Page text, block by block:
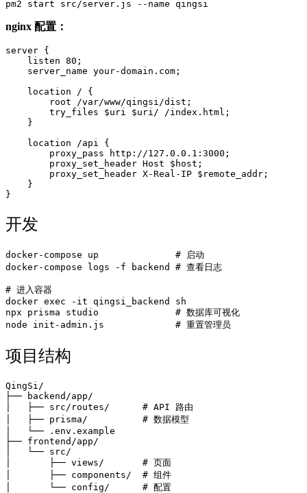
nginx 配置：
server {
    listen 80;
    server_name your-domain.com;
    location / {
        root /var/www/qingsi/dist;
        try_files $uri $uri/ /index.html;
    }
    location /api {
        proxy_pass http://127.0.0.1:3000;
        proxy_set_header Host $host;
        proxy_set_header X-Real-IP $remote_addr;
    }
开发
docker-compose up              # 启动
docker-compose logs -f backend # 查看日志
# 进入容器
docker exec -it qingsi_backend sh
npx prisma studio              # 数据库可视化
项目结构
QingSi/
├── backend/app/
│   ├── src/routes/      # API 路由
│   ├── prisma/          # 数据模型
│   └── .env.example
├── frontend/app/
│   └── src/
│       ├── views/       # 页面
│       ├── components/  # 组件
│       └── config/      # 配置